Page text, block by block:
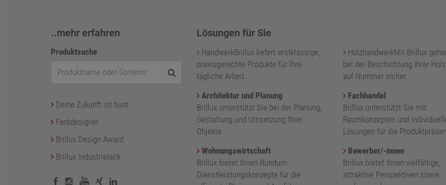
..mehr erfahren
Produktsuche
Deine Zukunft ist bunt
Farbdesigner
Brillux Design Award
Brillux Industrielack
Lösungen für Sie
HandwerkBrillux liefert erstklassige,
praxisgerechte Produkte für Ihre
tägliche Arbeit.
Architektur und Planung
Brillux unterstützt Sie bei der Planung,
Gestaltung und Umsetzung Ihrer
Objekte.
Wohnungswirtschaft
Brillux bietet Ihnen Rundum-
Dienstleistungskonzepte für die
HolzhandwerkMit Brillux
bei der Beschichtung Ihrer
auf Nummer sicher.
Fachhandel
Brillux unterstützt Sie mit
Raumkonzepten und
Lösungen für die
Bewerber/-innen
Brillux bietet Ihnen vielfältige,
attraktive Perspektiven sowie